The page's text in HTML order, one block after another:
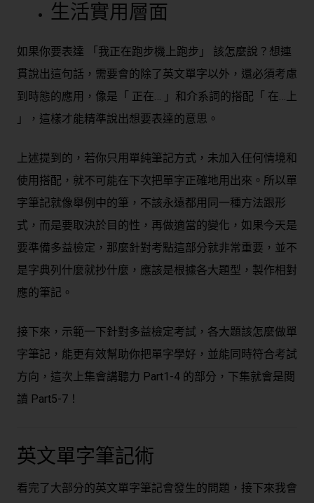
生活實用層面
如果你要表達 「我正在跑步機上跑步」 該怎麼說？想連
貫說出這句話，需要會的除了英文單字以外，還必須考慮
到時態的應用，像是「 正在… 」和介系詞的搭配「 在…上
」，這樣才能精準說出想要表達的意思。
上述提到的，若你只用單純筆記方式，未加入任何情境和
使用搭配，就不可能在下次把單字正確地用出來。所以單
字筆記就像舉例中的筆，不該永遠都用同一種方法跟形
式，而是要取決於目的性，再做適當的變化，如果今天是
要準備多益檢定，那麼針對考點這部分就非常重要，並不
是字典列什麼就抄什麼，應該是根據各大題型，製作相對
應的筆記。
接下來，示範一下針對多益檢定考試，各大題該怎麼做單
字筆記，能更有效幫助你把單字學好，並能同時符合考試
方向，這次上集會講聽力 Part1-4 的部分，下集就會是閱
讀 Part5-7！
英文單字筆記術
看完了大部分的英文單字筆記會發生的問題，接下來我會